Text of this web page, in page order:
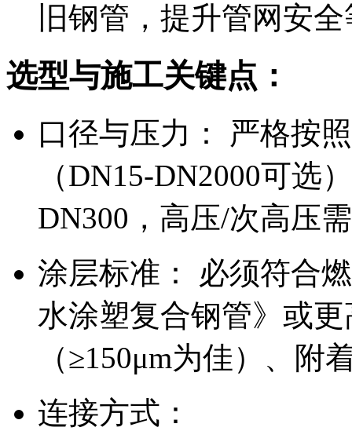
旧钢管，提升管网安
选型与施工关键点：
口径与压力： 严格按
（DN15-DN2000可选
DN300，高压/次高压
涂层标准： 必须符合
水涂塑复合钢管》或
（≥150μm为佳）、附
连接方式：